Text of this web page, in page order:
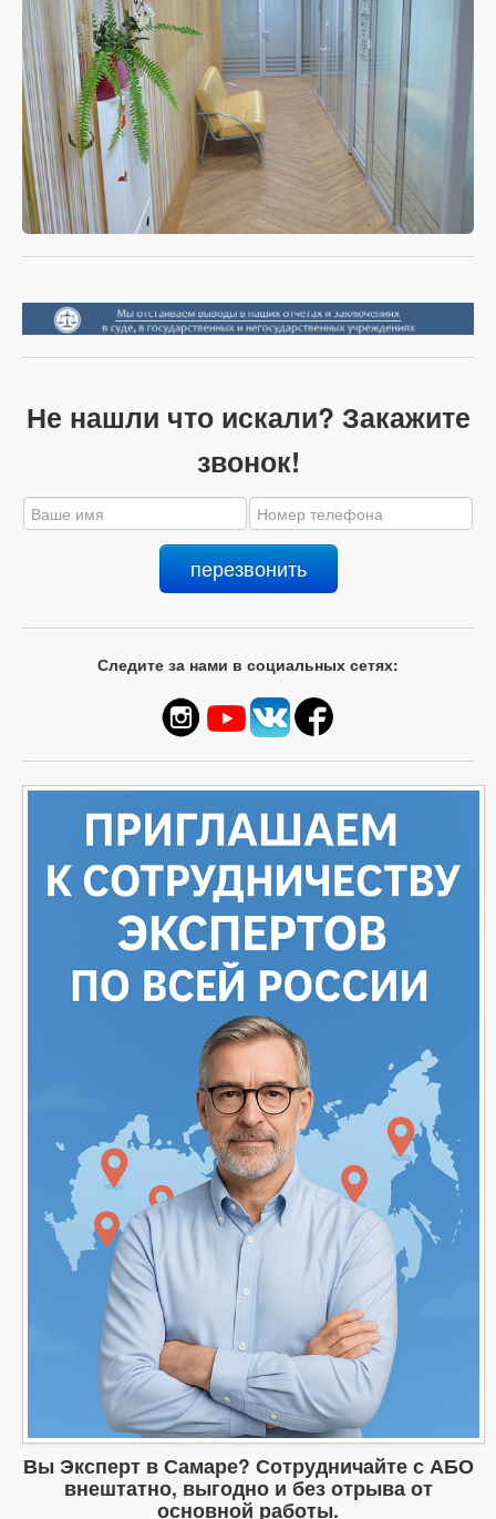
Не нашли что искали? Закажите
звонок!
Следите за нами в социальных сетях:
Вы Эксперт в Самаре? Сотрудничайте с АБО
внештатно, выгодно и без отрыва от
основной работы.